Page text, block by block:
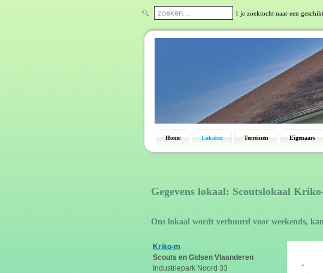
[ je zoektocht naar een
Home Lokalen Terreinen Eigenaars
Gegevens lokaal: Scoutslokaal
Ons lokaal wordt verhuurd voor weekends,
Kriko-m
Scouts en Gidsen Vlaanderen
Industriepark Noord 33